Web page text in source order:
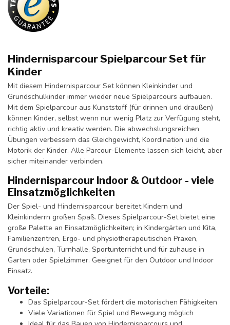
Hindernisparcour Spielparcour Set für
Kinder
Mit diesem Hindernisparcour Set können Kleinkinder und
Grundschulkinder immer wieder neue Spielparcours aufbauen.
Mit dem Spielparcour aus Kunststoff (für drinnen und draußen)
können Kinder, selbst wenn nur wenig Platz zur Verfügung steht,
richtig aktiv und kreativ werden. Die abwechslungsreichen
Übungen verbessern das Gleichgewicht, Koordination und die
Motorik der Kinder. Alle Parcour-Elemente lassen sich leicht, aber
sicher miteinander verbinden.
Hindernisparcour Indoor & Outdoor - viele
Einsatzmöglichkeiten
Der Spiel- und Hindernisparcour bereitet Kindern und
Kleinkinderrn großen Spaß. Dieses Spielparcour-Set bietet eine
große Palette an Einsatzmöglichkeiten; in Kindergärten und Kita,
Familienzentren, Ergo- und physiotherapeutischen Praxen,
Grundschulen, Turnhalle, Sportunterricht und für zuhause in
Garten oder Spielzimmer. Geeignet für den Outdoor und Indoor
Einsatz.
Vorteile:
Das Spielparcour-Set fördert die motorischen Fähigkeiten
Viele Variationen für Spiel und Bewegung möglich